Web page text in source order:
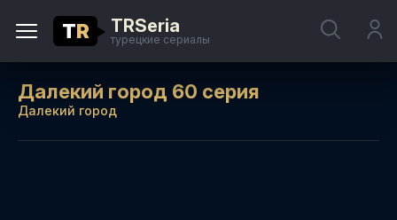
TR TRSeria
турецкие сериалы
Далекий город 60 серия
Далекий город